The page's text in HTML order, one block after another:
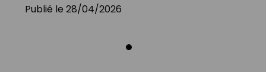
Publié le 28/04/2026